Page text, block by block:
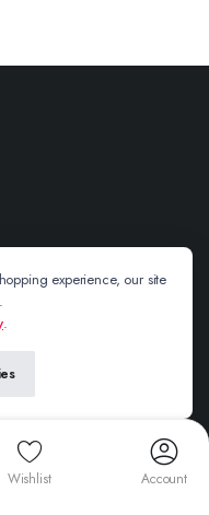
Meziříčí 757 01
experience, our site
.
Wishlist Account